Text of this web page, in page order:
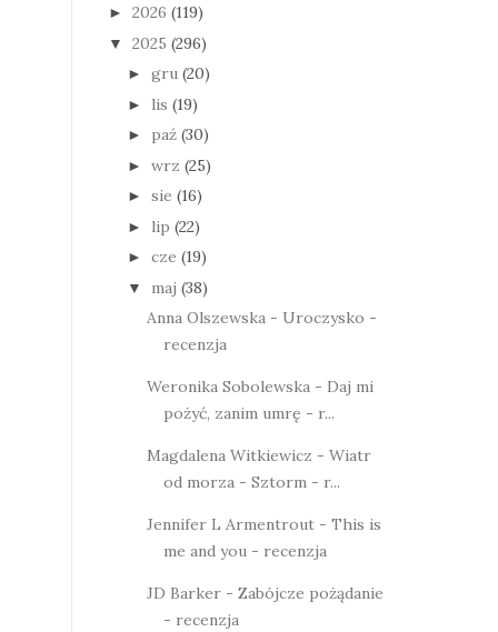
► 2026 (119)
▼ 2025 (296)
► gru (20)
► lis (19)
► paź (30)
► wrz (25)
► sie (16)
► lip (22)
► cze (19)
▼ maj (38)
Anna Olszewska - Uroczysko -
recenzja
Weronika Sobolewska - Daj mi
pożyć, zanim umrę - r...
Magdalena Witkiewicz - Wiatr
od morza - Sztorm - r...
Jennifer L Armentrout - This is
me and you - recenzja
JD Barker - Zabójcze pożądanie
- recenzja